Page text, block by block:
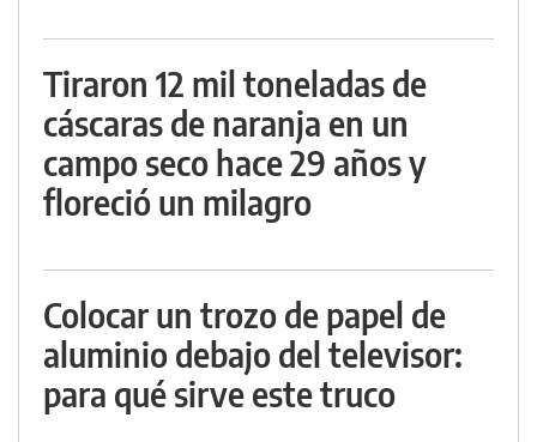
Tiraron 12 mil toneladas de
cáscaras de naranja en un
campo seco hace 29 años y
floreció un milagro
Colocar un trozo de papel de
aluminio debajo del televisor:
para qué sirve este truco